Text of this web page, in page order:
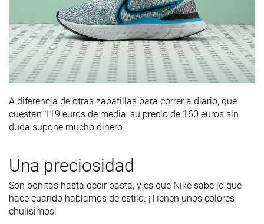
A diferencia de otras zapatillas para correr a diario, que
cuestan 119 euros de media, su precio de 160 euros sin
duda supone mucho dinero.
Una preciosidad
Son bonitas hasta decir basta, y es que Nike sabe lo que
hace cuando hablamos de estilo. ¡Tienen unos colores
chulísimos!